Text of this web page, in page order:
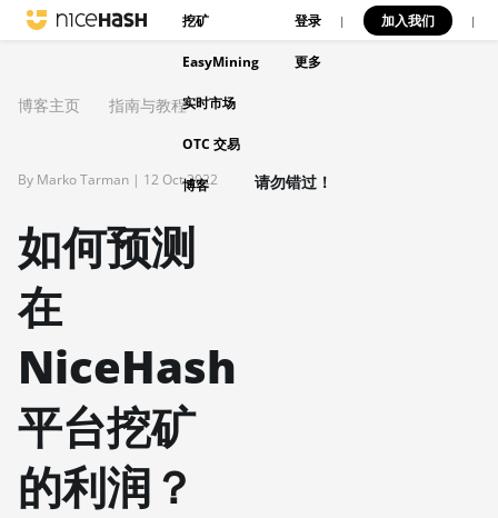
挖矿
EasyMining
实时市场
OTC 交易
博客
登录 | 加入我们 |
更多
博客主页 指南与教程
By Marko Tarman | 12 Oct 2022
如何预测
在
NiceHash
平台挖矿
的利润？
请勿错过！